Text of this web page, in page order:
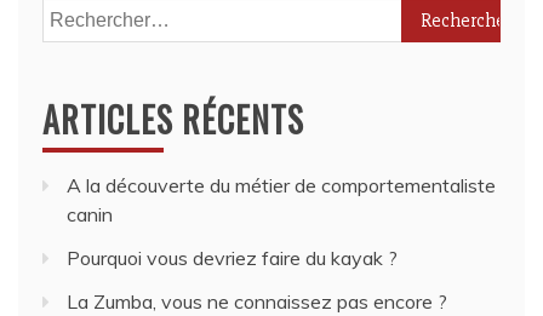
Rechercher :
ARTICLES RÉCENTS
A la découverte du métier de comportementaliste
canin
Pourquoi vous devriez faire du kayak ?
La Zumba, vous ne connaissez pas encore ?